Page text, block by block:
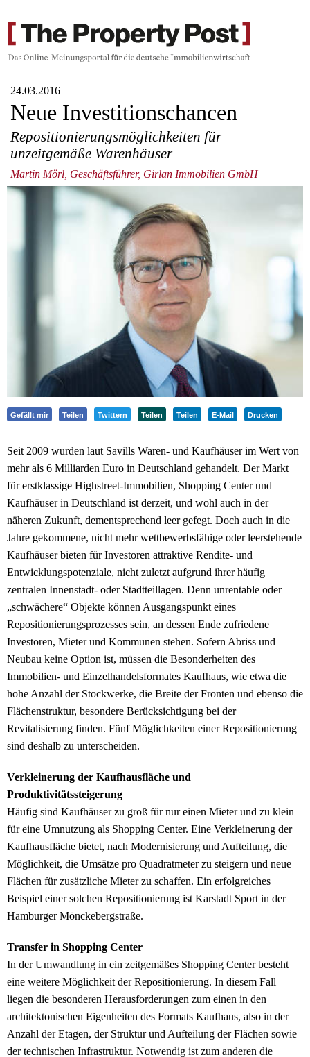
24.03.2016
Neue Investitionschancen
Repositionierungsmöglichkeiten für
unzeitgemäße Warenhäuser
Martin Mörl, Geschäftsführer, Girlan Immobilien GmbH
Gefällt mir Teilen Twittern Teilen Teilen E-Mail Drucken
Seit 2009 wurden laut Savills Waren- und Kaufhäuser im Wert von
mehr als 6 Milliarden Euro in Deutschland gehandelt. Der Markt
für erstklassige Highstreet-Immobilien, Shopping Center und
Kaufhäuser in Deutschland ist derzeit, und wohl auch in der
näheren Zukunft, dementsprechend leer gefegt. Doch auch in die
Jahre gekommene, nicht mehr wettbewerbsfähige oder leerstehende
Kaufhäuser bieten für Investoren attraktive Rendite- und
Entwicklungspotenziale, nicht zuletzt aufgrund ihrer häufig
zentralen Innenstadt- oder Stadtteillagen. Denn unrentable oder
„schwächere“ Objekte können Ausgangspunkt eines
Repositionierungsprozesses sein, an dessen Ende zufriedene
Investoren, Mieter und Kommunen stehen. Sofern Abriss und
Neubau keine Option ist, müssen die Besonderheiten des
Immobilien- und Einzelhandelsformates Kaufhaus, wie etwa die
hohe Anzahl der Stockwerke, die Breite der Fronten und ebenso die
Flächenstruktur, besondere Berücksichtigung bei der
Revitalisierung finden. Fünf Möglichkeiten einer Repositionierung
sind deshalb zu unterscheiden.
Verkleinerung der Kaufhausfläche und
Produktivitätssteigerung
Häufig sind Kaufhäuser zu groß für nur einen Mieter und zu klein
für eine Umnutzung als Shopping Center. Eine Verkleinerung der
Kaufhausfläche bietet, nach Modernisierung und Aufteilung, die
Möglichkeit, die Umsätze pro Quadratmeter zu steigern und neue
Flächen für zusätzliche Mieter zu schaffen. Ein erfolgreiches
Beispiel einer solchen Repositionierung ist Karstadt Sport in der
Hamburger Mönckebergstraße.
Transfer in Shopping Center
In der Umwandlung in ein zeitgemäßes Shopping Center besteht
eine weitere Möglichkeit der Repositionierung. In diesem Fall
liegen die besonderen Herausforderungen zum einen in den
architektonischen Eigenheiten des Formats Kaufhaus, also in der
Anzahl der Etagen, der Struktur und Aufteilung der Flächen sowie
der technischen Infrastruktur. Notwendig ist zum anderen die